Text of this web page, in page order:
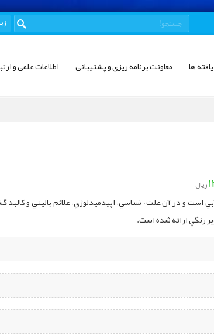
ها معاونت برنامه ریزی و پشتیبانی اطلاعات علمی و
ریال
است و در آن علت ¬شناسي، اپيدميدلوژي،‌ علائم باليني و
رنگي ارائه شده است.